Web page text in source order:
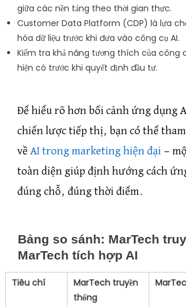
giữa các nền tảng theo thời gian thực.
Customer Data Platform (CDP) là lựa
hóa dữ liệu trước khi đưa vào công cụ AI.
Kiểm tra khả năng tương thích của công
hiện có trước khi quyết định đầu tư.
Để hiểu rõ hơn bối cảnh ứng dụng
chiến lược tiếp thị, bạn có thể
về AI trong marketing hiện đại —
toàn diện giúp định hướng cách
đúng chỗ, đúng thời điểm.
Bảng so sánh: MarTech
MarTech tích hợp AI
Tiêu chí
MarTech truyền
thống